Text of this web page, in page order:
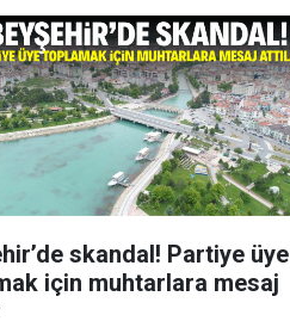
skandal! Partiye üye
için muhtarlara mesaj